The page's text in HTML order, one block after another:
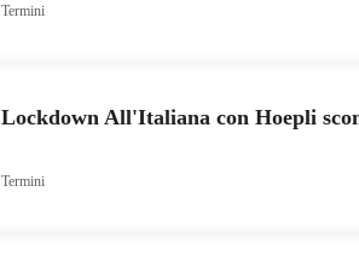
Termini
Lockdown All'Italiana con Hoepli
Termini